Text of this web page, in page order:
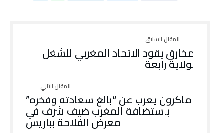
مخارق يقود الاتحاد المغربي للشغل
لولاية رابعة
ماكرون يعرب عن “بالغ سعادته وفخره”
باستضافة المغرب ضيف شرف في
معرض الفلاحة بباريس